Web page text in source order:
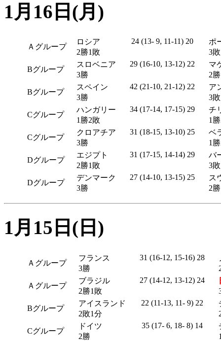
1月16日(月)
Ａグループ
ロシア
2勝1敗
24 (13- 9, 11-11) 20
ポ
3
Bグループ
スロベニア
3勝
29 (16-10, 13-12) 22
マ
2
Bグループ
スペイン
3勝
42 (21-10, 21-12) 22
ア
3
Cグループ
ハンガリー
1勝2敗
34 (17-14, 17-15) 29
チ
1
Cグループ
クロアチア
3勝
31 (18-15, 13-10) 25
ベ
1
Dグループ
エジプト
2勝1敗
31 (17-15, 14-14) 29
バ
3敗
Dグループ
デンマーク
3勝
27 (14-10, 13-15) 25
ス
2
1月15日(日)
Ａグループ
フランス
3勝
31 (16-12, 15-16) 28
Ａグループ
ブラジル
2勝1敗
27 (14-12, 13-12) 24
Bグループ
アイスランド
2敗1分
22 (11-13, 11- 9) 22
Cグループ
ドイツ
2勝
35 (17- 6, 18- 8) 14